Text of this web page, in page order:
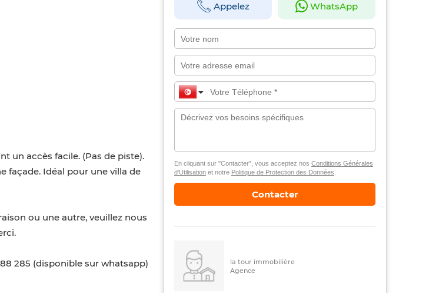
un accès facile. (Pas de piste).
façade. Idéal pour une villa de
ou une autre, veuillez nous
285 (disponible sur whatsapp)
Appelez WhatsApp
En cliquant sur "Contacter", vous acceptez nos Conditions Générales
d’Utilisationet notre Politique de Protection des Données
Contacter
la tour immobilière
Agence